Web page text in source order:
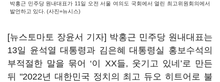
박홍근 민주당 원내대표가 11일 오전 서울 여의도 국회에서 열린 최고위원회의에서
발언하고 있다. (사진=뉴시스)
[뉴스토마토 장윤서 기자] 박홍근 민주당 원내대표는
13일 윤석열 대통령과 김은혜 대통령실 홍보수석의
부적절한 말을 묶어 ‘이 XX들, 웃기고 있네’로 만든
뒤 "2022년 대한민국 정치의 최고 듀오 히트어로 불